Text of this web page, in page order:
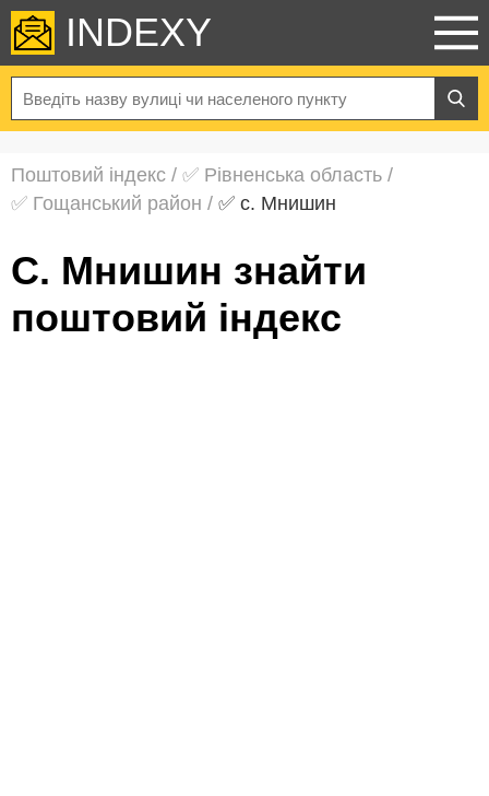
INDEXY
Поштовий індекс / ✅ Рівненська область /
✅ Гощанський район / ✅ с. Мнишин
с. Мнишин знайти
поштовий індекс